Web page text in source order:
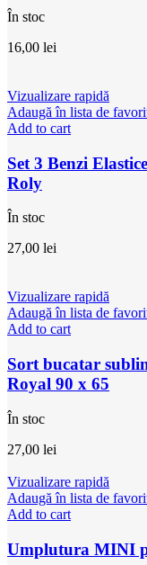
În stoc
16,00 lei
Vizualizare rapidă
Adaugă în lista de
Add to cart
Set 3 Benzi
Roly
În stoc
27,00 lei
Vizualizare rapidă
Adaugă în lista de
Add to cart
Sort bucatar
Royal 90 x 65
În stoc
27,00 lei
Vizualizare rapidă
Adaugă în lista de
Add to cart
Umplutura MINI